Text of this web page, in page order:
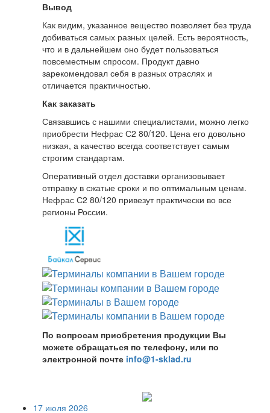
Вывод
Как видим, указанное вещество позволяет без труда
добиваться самых разных целей. Есть вероятность,
что и в дальнейшем оно будет пользоваться
повсеместным спросом. Продукт давно
зарекомендовал себя в разных отраслях и
отличается практичностью.
Как заказать
Связавшись с нашими специалистами, можно легко
приобрести Нефрас С2 80/120. Цена его довольно
низкая, а качество всегда соответствует самым
строгим стандартам.
Оперативный отдел доставки организовывает
отправку в сжатые сроки и по оптимальным ценам.
Нефрас С2 80/120 привезут практически во все
регионы России.
По вопросам приобретения продукции Вы
можете обращаться по телефону, или по
электронной почте info@1-sklad.ru
17 июля 2026